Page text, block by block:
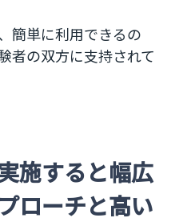
簡単に利用できるの
者の双方に支持されて
施すると幅広
ローチと高い